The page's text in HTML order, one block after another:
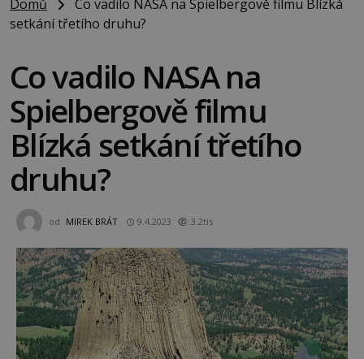
Domů
Co vadilo NASA na Spielbergově filmu Blízká
setkání třetího druhu?
Co vadilo NASA na
Spielbergově filmu
Blízká setkání třetího
druhu?
od MIREK BRÁT 9.4.2023 3.2tis